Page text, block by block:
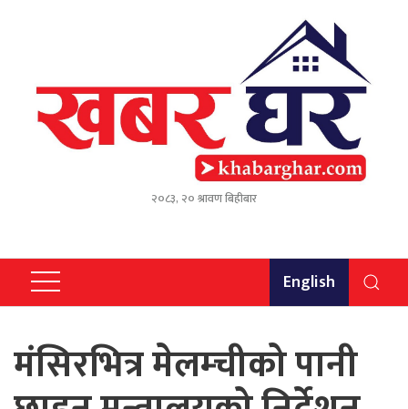
२०८३, २० श्रावण बिहीबार
English
मंसिरभित्र मेलम्चीको पानी